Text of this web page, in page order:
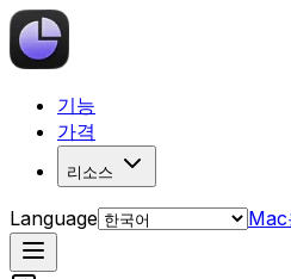
기능
가격
리소스
Language Mac